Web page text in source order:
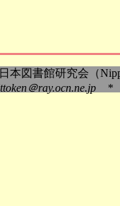
本図書館研究会（
＠ray.ocn.ne.jp *